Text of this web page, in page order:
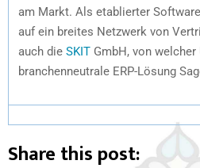
am Markt. Als etablierter
auf ein breites Netzwerk von
auch die SKIT GmbH, von
branchenneutrale ERP-Lösung
Share this post: